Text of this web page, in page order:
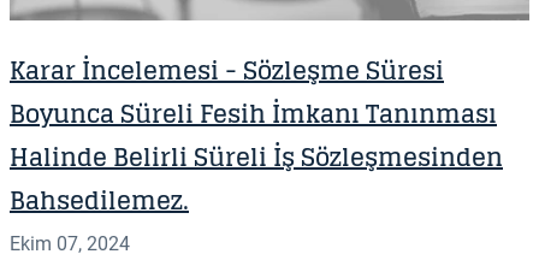
Karar İncelemesi - S özleşme Süresi
Boyunca Süreli Fesih İmkanı Tanınması
Halinde Belirli Süreli İş Sözleşmesinden
Bahsedilemez.
Ekim 07, 2024